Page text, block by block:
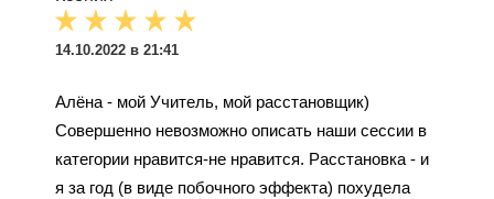
14.10.2022 в 21:41
Алёна - мой Учитель, мой расстановщик)
Совершенно невозможно описать наши сессии в
категории нравится-не нравится. Расстановка - и
я за год (в виде побочного эффекта) похудела